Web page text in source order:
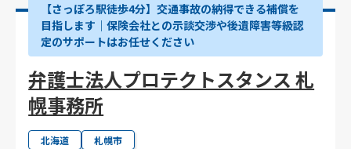
【さっぽろ駅徒歩4分】交通事故の納得できる補償を
目指します｜保険会社との示談交渉や後遺障害等級認
定のサポートはお任せください
弁護士法人プロテクトスタンス 札
幌事務所
北海道 札幌市